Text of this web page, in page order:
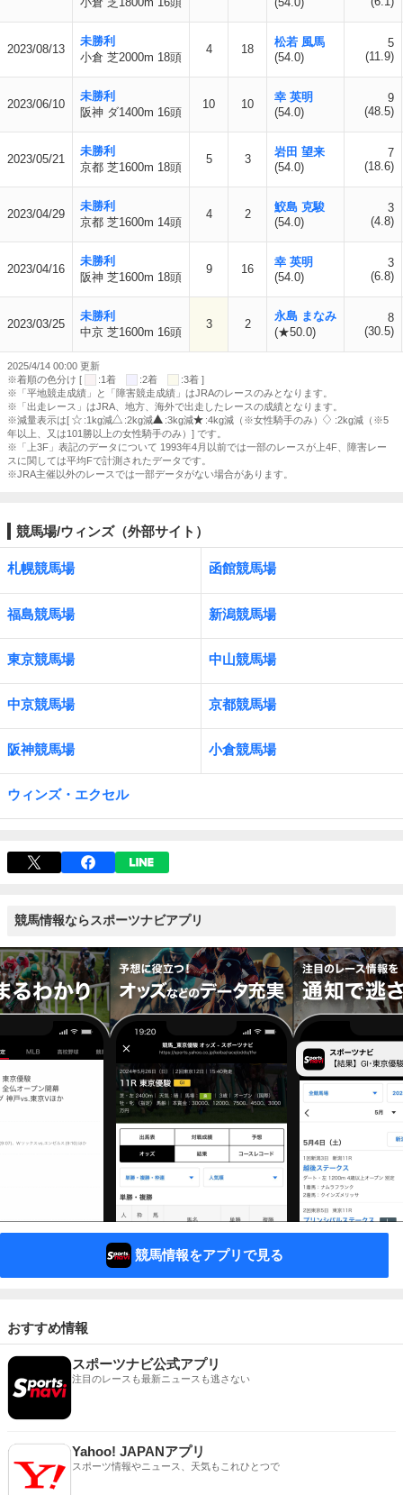
2023/08/13
未勝利
小倉 芝2000m 18頭
4 18
松若 風馬
(54.0)
5
(11.9)
2023/06/10
未勝利
阪神 ダ1400m 16頭
10 10
幸 英明
(54.0)
9
(48.5)
2023/05/21
未勝利
京都 芝1600m 18頭
5 3
岩田 望来
(54.0)
7
(18.6)
2023/04/29
未勝利
京都 芝1600m 14頭
4 2
鮫島 克駿
(54.0)
3
(4.8)
2023/04/16
未勝利
阪神 芝1600m 18頭
9 16
幸 英明
(54.0)
3
(6.8)
2023/03/25
未勝利
中京 芝1600m 16頭
3 2
永島 まなみ
(★50.0)
8
(30.5)
2025/4/14 00:00 更新
※着順の色分け [
:1着 :2着
:3着 ]
※「平地競走成績」と「障害競走成績」はJRAのレースのみとなります。
※「出走レース」はJRA、地方、海外で出走したレースの成績となります。
※減量表示は[
:1kg減 :2kg減 :3kg減 :4kg減（※女性騎手のみ）
:2kg減（※5
年以上、又は101勝以上の女性騎手のみ）] です。
※「上3F」表記のデータについて 1993年4月以前では一部のレースが上4F、障害レー
スに関しては平均Fで計測されたデータです。
※JRA主催以外のレースでは一部データがない場合があります。
競馬場/ウィンズ（外部サイト）
札幌競馬場 函館競馬場
福島競馬場 新潟競馬場
東京競馬場 中山競馬場
中京競馬場 京都競馬場
阪神競馬場 小倉競馬場
ウィンズ・エクセル
競馬情報ならスポーツナビアプリ
競馬情報をアプリで見る
おすすめ情報
スポーツナビ公式アプリ
注目のレースも最新ニュースも逃さない
Yahoo! JAPANアプリ
スポーツ情報やニュース、天気もこれひとつで